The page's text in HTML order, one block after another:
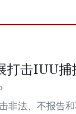
打击IUU捕
非法、不报告